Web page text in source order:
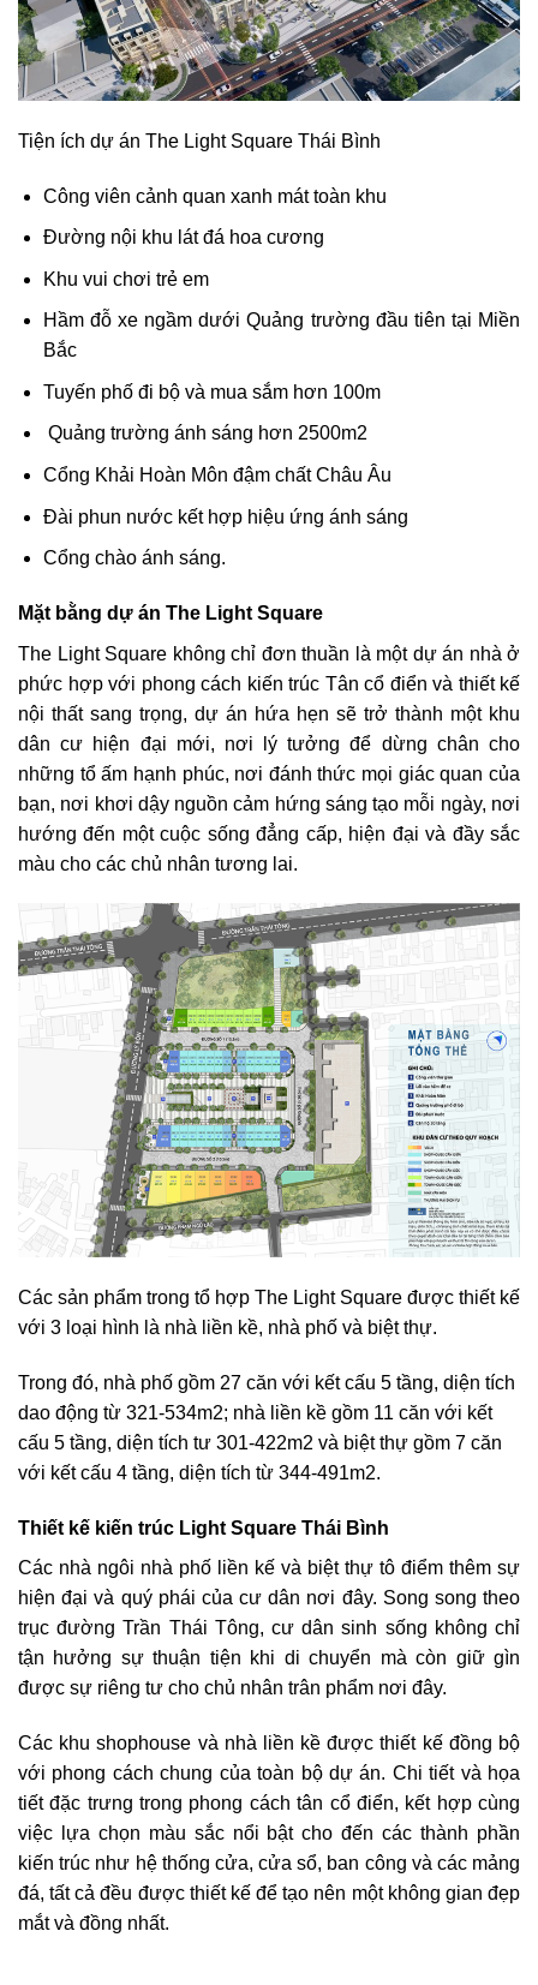
Tiện ích dự án The Light Square Thái Bình
Công viên cảnh quan xanh mát toàn khu
Đường nội khu lát đá hoa cương
Khu vui chơi trẻ em
Hầm đỗ xe ngầm dưới Quảng trường đầu tiên tại Miền
Bắc
Tuyến phố đi bộ và mua sắm hơn 100m
Quảng trường ánh sáng hơn 2500m2
Cổng Khải Hoàn Môn đậm chất Châu Âu
Đài phun nước kết hợp hiệu ứng ánh sáng
Cổng chào ánh sáng.
Mặt bằng dự án The Light Square
The Light Square không chỉ đơn thuần là một dự án nhà ở
phức hợp với phong cách kiến trúc Tân cổ điển và thiết kế
nội thất sang trọng, dự án hứa hẹn sẽ trở thành một khu
dân cư hiện đại mới, nơi lý tưởng để dừng chân cho
những tổ ấm hạnh phúc, nơi đánh thức mọi giác quan của
bạn, nơi khơi dậy nguồn cảm hứng sáng tạo mỗi ngày, nơi
hướng đến một cuộc sống đẳng cấp, hiện đại và đầy sắc
màu cho các chủ nhân tương lai.
Các sản phẩm trong tổ hợp The Light Square được thiết kế
với 3 loại hình là nhà liền kề, nhà phố và biệt thự.
Trong đó, nhà phố gồm 27 căn với kết cấu 5 tầng, diện tích
dao động từ 321-534m2; nhà liền kề gồm 11 căn với kết
cấu 5 tầng, diện tích tư 301-422m2 và biệt thự gồm 7 căn
với kết cấu 4 tầng, diện tích từ 344-491m2.
Thiết kế kiến trúc Light Square Thái Bình
Các nhà ngôi nhà phố liền kế và biệt thự tô điểm thêm sự
hiện đại và quý phái của cư dân nơi đây. Song song theo
trục đường Trần Thái Tông, cư dân sinh sống không chỉ
tận hưởng sự thuận tiện khi di chuyển mà còn giữ gìn
được sự riêng tư cho chủ nhân trân phẩm nơi đây.
Các khu shophouse và nhà liền kề được thiết kế đồng bộ
với phong cách chung của toàn bộ dự án. Chi tiết và họa
tiết đặc trưng trong phong cách tân cổ điển, kết hợp cùng
việc lựa chọn màu sắc nổi bật cho đến các thành phần
kiến trúc như hệ thống cửa, cửa sổ, ban công và các mảng
đá, tất cả đều được thiết kế để tạo nên một không gian đẹp
mắt và đồng nhất.